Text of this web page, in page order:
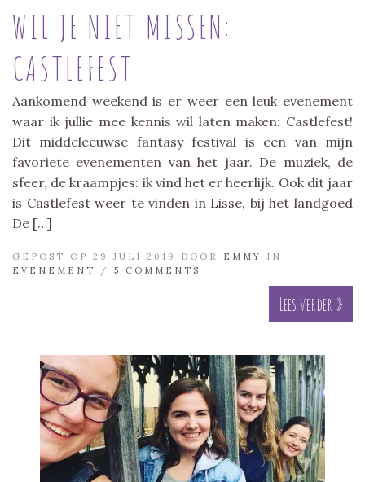
WIL JE NIET MISSEN:
CASTLEFEST
Aankomend weekend is er weer een leuk evenement
waar ik jullie mee kennis wil laten maken: Castlefest!
Dit middeleeuwse fantasy festival is een van mijn
favoriete evenementen van het jaar. De muziek, de
sfeer, de kraampjes: ik vind het er heerlijk. Ook dit jaar
is Castlefest weer te vinden in Lisse, bij het landgoed
De […]
GEPOST OP 29 JULI 2019 DOOR EMMY
IN
EVENEMENT
/ 5 COMMENTS
Lees verder »